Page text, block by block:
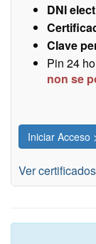
DNI
Clave
Pin 24
non se
Ver